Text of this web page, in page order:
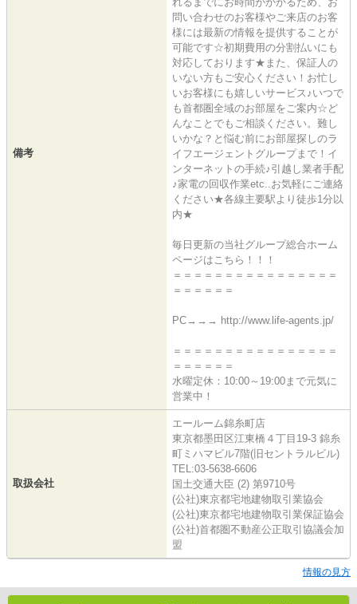
備考
問い合わせのお客様やご来店のお客
様には最新の情報を提供することが
可能です☆初期費用の分割払いにも
対応しております★また、保証人の
いない方もご安心ください！お忙し
いお客様にも嬉しいサービス♪いつで
も首都圏全域のお部屋をご案内☆ど
んなことでもご相談ください。難し
いかな？と悩む前にお部屋探しのラ
イフエージェントグループまで！イ
ンターネットの手続♪引越し業者手配
♪家電の回収作業etc..お気軽にご連絡
ください★各線主要駅より徒歩1分以
内★
毎日更新の当社グループ総合ホーム
ページはこちら！！！
＝＝＝＝＝＝＝＝＝＝＝＝＝＝＝＝
＝＝＝＝＝＝
PC→→→ http://www.life-agents.jp/
＝＝＝＝＝＝＝＝＝＝＝＝＝＝＝＝
＝＝＝＝＝＝
水曜定休：10:00～19:00まで元気に
営業中！
取扱会社
エールーム錦糸町店
東京都墨田区江東橋４丁目19-3 錦糸
町ミハマビル7階(旧セントラルビル)
TEL:03-5638-6606
国土交通大臣 (2) 第9710号
(公社)東京都宅地建物取引業協会
(公社)東京都宅地建物取引業保証協会
(公社)首都圏不動産公正取引協議会加
盟
情報の見方